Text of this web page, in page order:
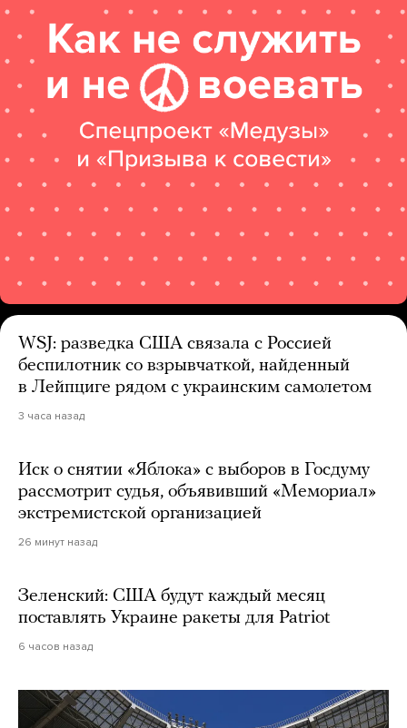
WSJ: разведка США связала с Россией
беспилотник со взрывчаткой, найденный
в Лейпциге рядом с украинским самолетом
3 часа назад
Иск о снятии «Яблока» с выборов в Госдуму
рассмотрит судья, объявивший «Мемориал»
экстремистской организацией
26 минут назад
Зеленский: США будут каждый месяц
поставлять Украине ракеты для Patriot
6 часов назад